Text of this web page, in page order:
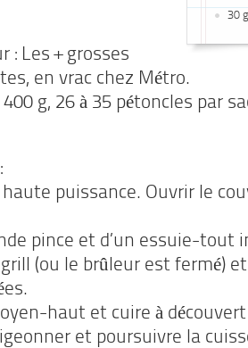
30
: Les + grosses
en vrac chez Métro.
400 g, 26 à 35 pétoncles par
haute puissance. Ouvrir le
pince et d’un essuie-tout
(ou le brûleur est fermé)
haut et cuire à
et poursuivre la